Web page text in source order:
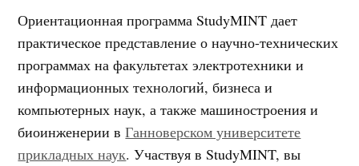
Ориентационная программа StudyMINT дает
практическое представление о научно-технических
программах на факультетах электротехники и
информационных технологий, бизнеса и
компьютерных наук, а также машиностроения и
биоинженерии вГанноверском университете
прикладных наук. Участвуя в StudyMINT, вы